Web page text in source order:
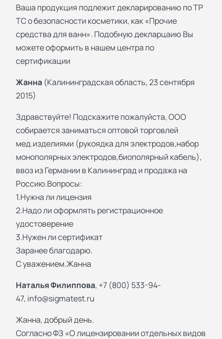
Ваша продукция подлежит декларированию по ТР
ТС о безопасности косметики, как «Прочие
средства для ванн». Подобную декларцаию Вы
можете оформить в нашем центра по
сертификации
Жанна (Калининградская область, 23 сентября
2015)
Здравствуйте! Подскажите пожалуйста, ООО
собирается заниматься оптовой торговлей
мед.изделиями (рукоядка для электродов,набор
монополярных электродов,биополярный кабель),
ввоз из Германии в Калининград и продажа на
Россию.Вопросы:
1.Нужна ли лицензия
2.Надо ли оформлять регистрационное
удостоверение
3.Нужен ли сертификат
Заранее благодарю.
С уважением.Жанна
Наталья Филиппова, +7 (800) 533-94-
47, info@sigmatest.ru
Жанна, добрый день.
Согласно ФЗ «О лицензировании отдельных видов